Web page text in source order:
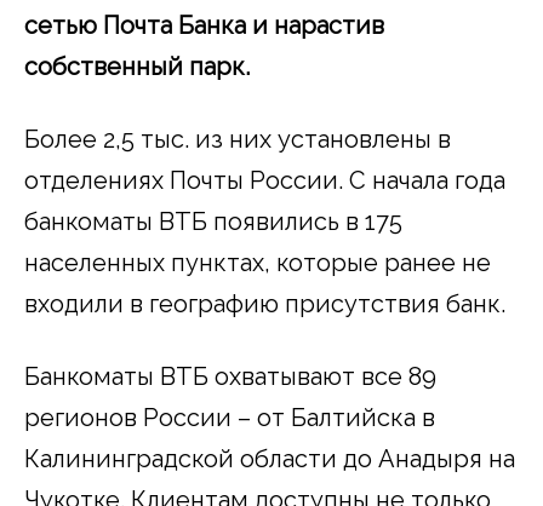
сетью Почта Банка и нарастив
собственный парк.
Более 2,5 тыс. из них установлены в
отделениях Почты России. С начала года
банкоматы ВТБ появились в 175
населенных пунктах, которые ранее не
входили в географию присутствия банк.
Банкоматы ВТБ охватывают все 89
регионов России – от Балтийска в
Калининградской области до Анадыря на
Чукотке. Клиентам доступны не только